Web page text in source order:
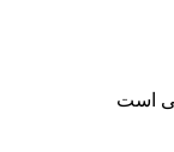
است